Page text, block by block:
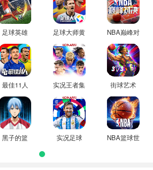
足球英雄
足球大师黄
金一代
NBA巅峰对
决
最佳11人
实况王者集
结
街球艺术
黑子的篮
实况足球
NBA篮球世